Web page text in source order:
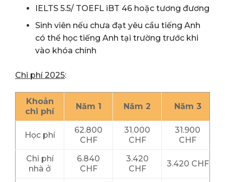
IELTS 5.5/ TOEFL iBT 46 hoặc tương đương
Sinh viên nếu chưa đạt yêu cầu tiếng Anh
có thể học tiếng Anh tại trường trước khi
vào khóa chính
Chi phí 2025:
Khoản
chi phí
Năm 1 Năm 2 Năm 3
Học phí
62.800
CHF
31.000
CHF
31.900
CHF
Chi phí
nhà ở
6.840
CHF
3.420
CHF
3.420 CHF